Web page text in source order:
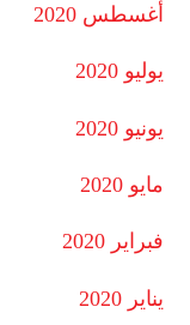
أغسطس 2020
يوليو 2020
يونيو 2020
مايو 2020
فبراير 2020
يناير 2020